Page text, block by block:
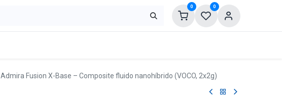
0 0
Admira Fusion X-Base – Composite fluido nanohíbrido (VOCO, 2x2g)